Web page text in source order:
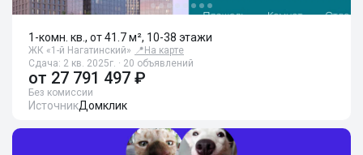
1-комн. кв., от 41.7 м², 10-38 этажи
ЖК «1-й Нагатинский» 📍 На карте
Сдача: 2 кв. 2025г. · 20 объявлений
от 27 791 497 ₽
Без комиссии
ИсточникДомклик